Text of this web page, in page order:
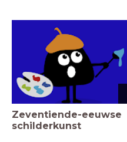
Zeventiende-eeuwse
schilderkunst